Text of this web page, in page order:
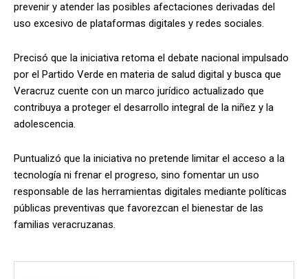
prevenir y atender las posibles afectaciones derivadas del
uso excesivo de plataformas digitales y redes sociales.
Precisó que la iniciativa retoma el debate nacional impulsado
por el Partido Verde en materia de salud digital y busca que
Veracruz cuente con un marco jurídico actualizado que
contribuya a proteger el desarrollo integral de la niñez y la
adolescencia.
Puntualizó que la iniciativa no pretende limitar el acceso a la
tecnología ni frenar el progreso, sino fomentar un uso
responsable de las herramientas digitales mediante políticas
públicas preventivas que favorezcan el bienestar de las
familias veracruzanas.